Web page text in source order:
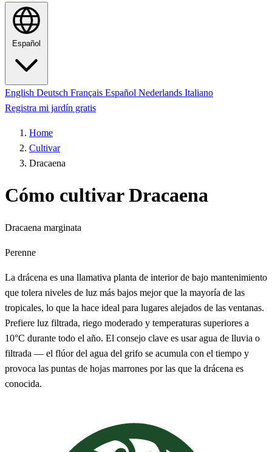
Español
English Deutsch Français Español Nederlands Italiano
Registra mi jardín gratis
Home
Cultivar
Dracaena
Cómo cultivar Dracaena
Dracaena marginata
Perenne
La drácena es una llamativa planta de interior de bajo mantenimiento
que tolera niveles de luz más bajos mejor que la mayoría de las
tropicales, lo que la hace ideal para lugares alejados de las ventanas.
Prefiere luz filtrada, riego moderado y temperaturas superiores a
10°C durante todo el año. El consejo clave es usar agua de lluvia o
filtrada — el flúor del agua del grifo se acumula con el tiempo y
provoca las puntas de hojas marrones por las que la drácena es
conocida.